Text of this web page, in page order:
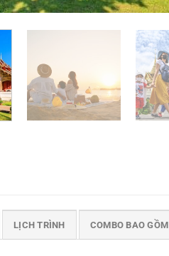
LỊCH TRÌNH COMBO BAO GỒM